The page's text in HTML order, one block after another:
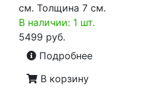
см. Толщина 7 см.
В наличии: 1 шт.
5499 руб.
Подробнее
В корзину